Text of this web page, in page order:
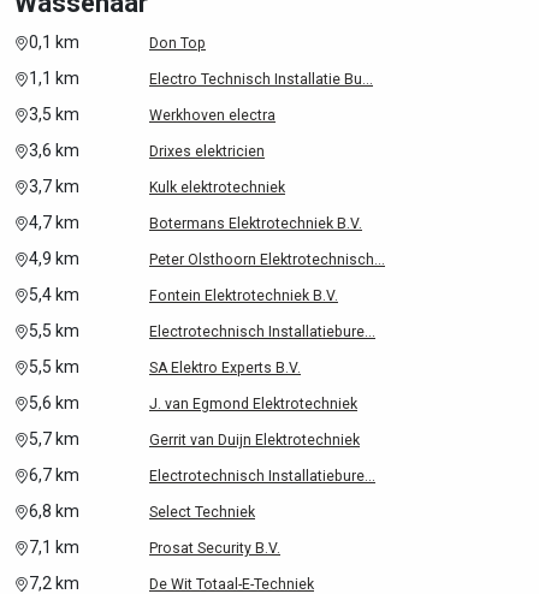
0,1 km Don Top
1,1 km Electro Technisch Installatie Bu...
3,5 km Werkhoven electra
3,6 km Drixes elektricien
3,7 km Kulk elektrotechniek
4,7 km Botermans Elektrotechniek B.V.
4,9 km Peter Olsthoorn Elektrotechnisch...
5,4 km Fontein Elektrotechniek B.V.
5,5 km Electrotechnisch Installatiebure...
5,5 km SA Elektro Experts B.V.
5,6 km J. van Egmond Elektrotechniek
5,7 km Gerrit van Duijn Elektrotechniek
6,7 km Electrotechnisch Installatiebure...
6,8 km Select Techniek
7,1 km Prosat Security B.V.
7,2 km De Wit Totaal-E-Techniek